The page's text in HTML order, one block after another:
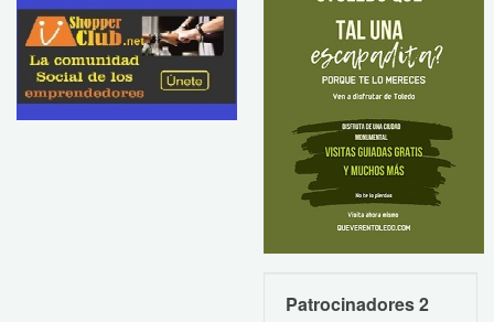
Patrocinadores 2